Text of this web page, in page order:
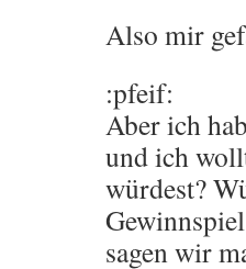
Also mir
:pfeif:
Aber ich
und ich
würdest?
sagen wir